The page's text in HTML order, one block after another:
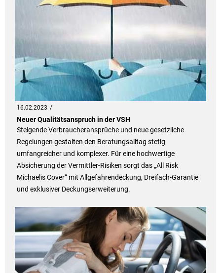
16.02.2023
Neuer Qualitätsanspruch in der VSH
Steigende Verbraucheransprüche und neue gesetzliche
Regelungen gestalten den Beratungsalltag stetig
umfangreicher und komplexer. Für eine hochwertige
Absicherung der Vermittler-Risiken sorgt das „All Risk
Michaelis Cover“ mit Allgefahrendeckung, Dreifach-Garantie
und exklusiver Deckungserweiterung.